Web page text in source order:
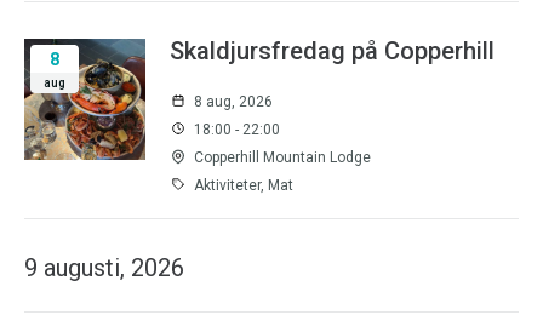
8
aug
Skaldjursfredag på Copperhill
8 aug, 2026
18:00 - 22:00
Copperhill Mountain Lodge
Aktiviteter, Mat
9 augusti, 2026